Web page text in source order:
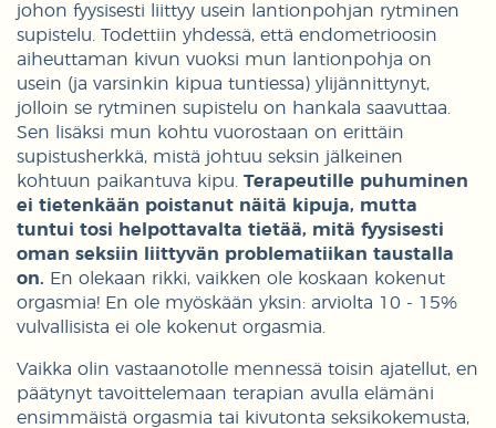
johon fyysisesti liittyy usein lantionpohjan rytminen
supistelu. Todettiin yhdessä, että endometrioosin
aiheuttaman kivun vuoksi mun lantionpohja on
usein (ja varsinkin kipua tuntiessa) ylijännittynyt,
jolloin se rytminen supistelu on hankala saavuttaa.
Sen lisäksi mun kohtu vuorostaan on erittäin
supistusherkkä, mistä johtuu seksin jälkeinen
kohtuun paikantuva kipu. Terapeutille puhuminen
ei tietenkään poistanut näitä kipuja, mutta
tuntui tosi helpottavalta tietää, mitä fyysisesti
oman seksiin liittyvän problematiikan taustalla
on. En olekaan rikki, vaikken ole koskaan kokenut
orgasmia! En ole myöskään yksin: arviolta 10 - 15%
vulvallisista ei ole kokenut orgasmia.
Vaikka olin vastaanotolle mennessä toisin ajatellut, en
päätynyt tavoittelemaan terapian avulla elämäni
ensimmäistä orgasmia tai kivutonta seksikokemusta,